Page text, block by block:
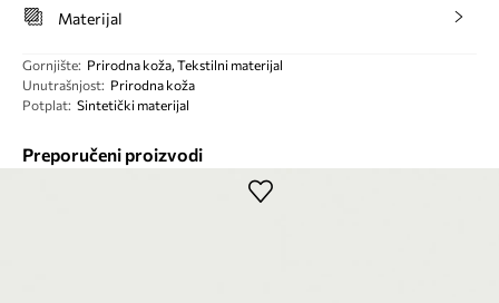
Materijal
Gornjište: Prirodna koža, Tekstilni materijal
Unutrašnjost: Prirodna koža
Potplat: Sintetički materijal
Preporučeni proizvodi